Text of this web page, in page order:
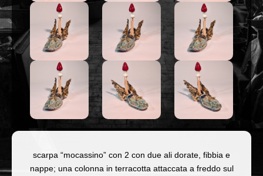
scarpa “mocassino” con 2 con due ali dorate, fibbia e
nappe; una colonna in terracotta attaccata a freddo sul